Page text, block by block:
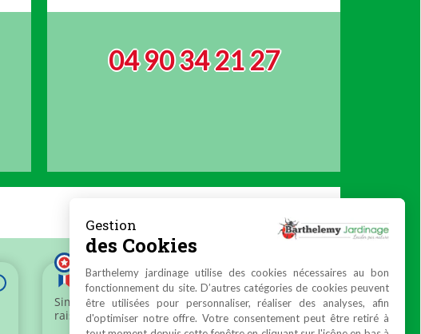
04 90 34 21 27
Gestion
des Cookies
Barthelemy jardinage utilise des cookies nécessaires au bon
fonctionnement du site. D’autres catégories de cookies peuvent
être utilisées pour personnaliser, réaliser des analyses, afin
d'optimiser notre offre. Votre consentement peut être retiré à